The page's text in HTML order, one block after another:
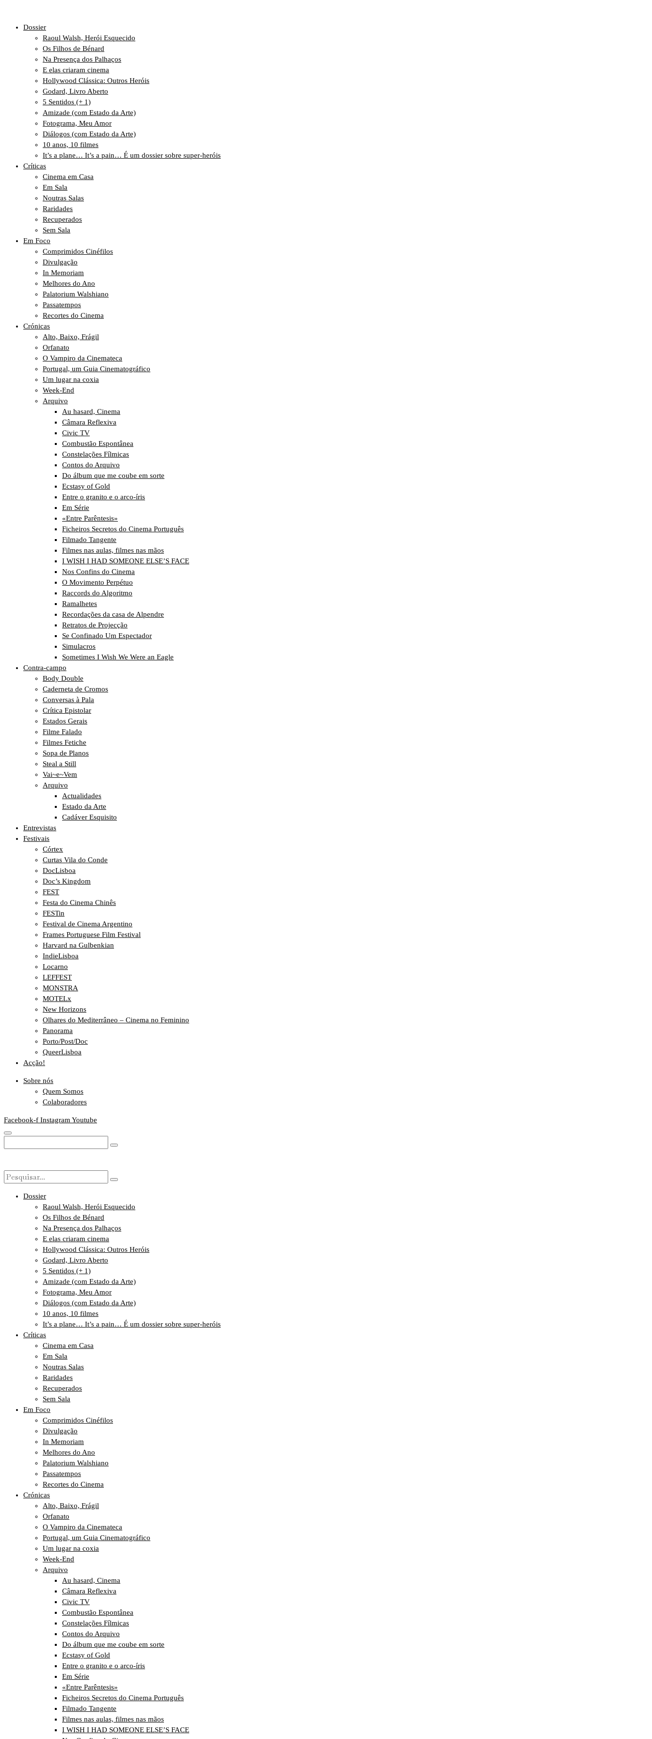
Dossier
Raoul Walsh, Herói Esquecido
Os Filhos de Bénard
Na Presença dos Palhaços
E elas criaram cinema
Hollywood Clássica: Outros Heróis
Godard, Livro Aberto
5 Sentidos (+ 1)
Amizade (com Estado da Arte)
Fotograma, Meu Amor
Diálogos (com Estado da Arte)
10 anos, 10 filmes
It’s a plane… It’s a pain… É um dossier sobre super-heróis
Críticas
Cinema em Casa
Em Sala
Noutras Salas
Raridades
Recuperados
Sem Sala
Em Foco
Comprimidos Cinéfilos
Divulgação
In Memoriam
Melhores do Ano
Palatorium Walshiano
Passatempos
Recortes do Cinema
Crónicas
Alto, Baixo, Frágil
Orfanato
O Vampiro da Cinemateca
Portugal, um Guia Cinematográfico
Um lugar na coxia
Week-End
Arquivo
Au hasard, Cinema
Câmara Reflexiva
Civic TV
Combustão Espontânea
Constelações Fílmicas
Contos do Arquivo
Do álbum que me coube em sorte
Ecstasy of Gold
Entre o granito e o arco-íris
Em Série
«Entre Parêntesis»
Ficheiros Secretos do Cinema Português
Filmado Tangente
Filmes nas aulas, filmes nas mãos
I WISH I HAD SOMEONE ELSE’S FACE
Nos Confins do Cinema
O Movimento Perpétuo
Raccords do Algoritmo
Ramalhetes
Recordações da casa de Alpendre
Retratos de Projecção
Se Confinado Um Espectador
Simulacros
Sometimes I Wish We Were an Eagle
Contra-campo
Body Double
Caderneta de Cromos
Conversas à Pala
Crítica Epistolar
Estados Gerais
Filme Falado
Filmes Fetiche
Sopa de Planos
Steal a Still
Vai~e~Vem
Arquivo
Actualidades
Estado da Arte
Cadáver Esquisito
Entrevistas
Festivais
Córtex
Curtas Vila do Conde
DocLisboa
Doc’s Kingdom
FEST
Festa do Cinema Chinês
FESTin
Festival de Cinema Argentino
Frames Portuguese Film Festival
Harvard na Gulbenkian
IndieLisboa
Locarno
LEFFEST
MONSTRA
MOTELx
New Horizons
Olhares do Mediterrâneo – Cinema no Feminino
Panorama
Porto/Post/Doc
QueerLisboa
Acção!
Sobre nós
Quem Somos
Colaboradores
Facebook-f Instagram Youtube
Dossier
Raoul Walsh, Herói Esquecido
Os Filhos de Bénard
Na Presença dos Palhaços
E elas criaram cinema
Hollywood Clássica: Outros Heróis
Godard, Livro Aberto
5 Sentidos (+ 1)
Amizade (com Estado da Arte)
Fotograma, Meu Amor
Diálogos (com Estado da Arte)
10 anos, 10 filmes
It’s a plane… It’s a pain… É um dossier sobre super-heróis
Críticas
Cinema em Casa
Em Sala
Noutras Salas
Raridades
Recuperados
Sem Sala
Em Foco
Comprimidos Cinéfilos
Divulgação
In Memoriam
Melhores do Ano
Palatorium Walshiano
Passatempos
Recortes do Cinema
Crónicas
Alto, Baixo, Frágil
Orfanato
O Vampiro da Cinemateca
Portugal, um Guia Cinematográfico
Um lugar na coxia
Week-End
Arquivo
Au hasard, Cinema
Câmara Reflexiva
Civic TV
Combustão Espontânea
Constelações Fílmicas
Contos do Arquivo
Do álbum que me coube em sorte
Ecstasy of Gold
Entre o granito e o arco-íris
Em Série
«Entre Parêntesis»
Ficheiros Secretos do Cinema Português
Filmado Tangente
Filmes nas aulas, filmes nas mãos
I WISH I HAD SOMEONE ELSE’S FACE